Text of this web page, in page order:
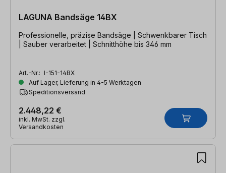
LAGUNA Bandsäge 14BX
Professionelle, präzise Bandsäge | Schwenkbarer Tisch
| Sauber verarbeitet | Schnitthöhe bis 346 mm
Art.-Nr.: I-151-14BX
Auf Lager, Lieferung in 4-5 Werktagen
Speditionsversand
2.448,22 €
inkl. MwSt. zzgl.
Versandkosten